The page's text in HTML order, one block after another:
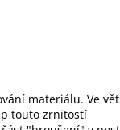
materiálu. Ve
touto zrnitostí